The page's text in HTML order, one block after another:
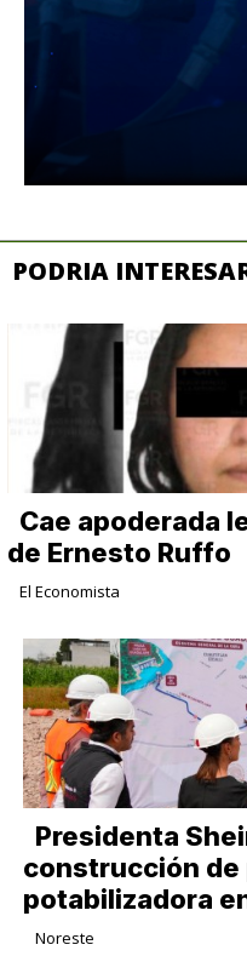
PODRIA
Cae apoderada
de Ernesto Ruffo
El Economista
Presidenta
construcción de
potabilizadora
Noreste